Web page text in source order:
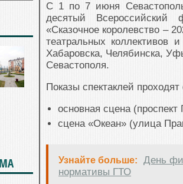
С 1 по 7 июня
десятый Всероссийский
«Сказочное королевство –
театральных коллективов
Хабаровска, Челябинска,
Севастополя.
Показы спектаклей
основная сцена
сцена «Океан» (улица
Узнайте больше:
День
нормативы ГТО